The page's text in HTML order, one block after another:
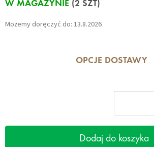
Cena
W MAGAZYNIE (2 SZT)
Możemy doręczyć do: 13.8.2026
OPCJE DOSTAWY
Dodaj do koszyka